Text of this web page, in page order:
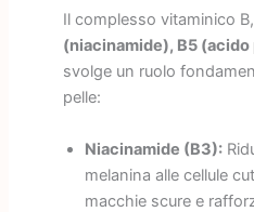
Il complesso vitaminico
(niacinamide), B5
svolge un ruolo
pelle:
Niacinamide (B3):
melanina alle cellule
macchie scure e